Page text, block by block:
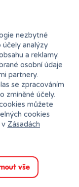
pro všechny
Klub:164 Kč
nezbytné
účely analýzy
a reklamy.
osobní údaje
partnery.
se zpracováním
zmíněné účely.
můžete
cookies
v Zásadách
vše